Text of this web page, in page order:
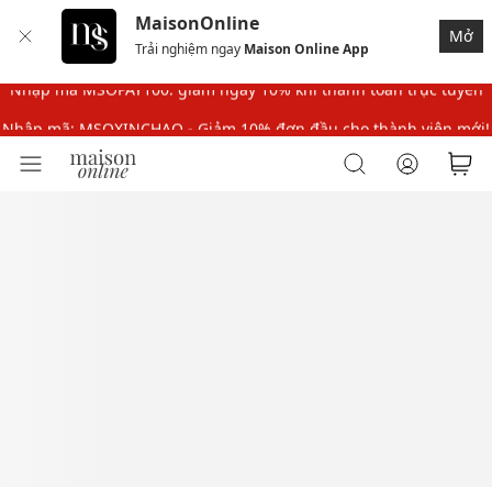
MaisonOnline
Trải nghiệm ngay Maison Online App
Mở
Nhập mã: MSOXINCHAO - Giảm 10% đơn đầu cho thành viên mới!
Nhập mã MSOPAY100: giảm ngay 10% khi thanh toán trực tuyến